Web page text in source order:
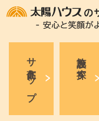
サ高住トップ 施設を探す